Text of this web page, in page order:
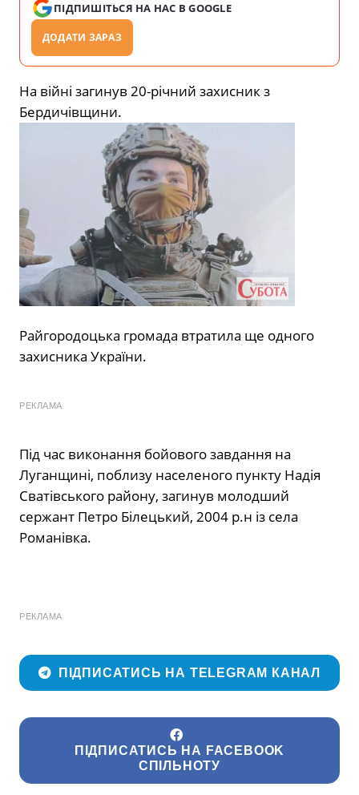
ПІДПИШІТЬСЯ НА НАС В GOOGLE
ДОДАТИ ЗАРАЗ
На війні загинув 20-річний захисник з
Бердичівщини.
Райгородоцька громада втратила ще одного
захисника України.
РЕКЛАМА
Під час виконання бойового завдання на
Луганщині, поблизу населеного пункту Надія
Сватівського району, загинув молодший
сержант Петро Білецький, 2004 р.н із села
Романівка.
РЕКЛАМА
ПІДПИСАТИСЬ НА TELEGRAM КАНАЛ
ПІДПИСАТИСЬ НА FACEBOOK
СПІЛЬНОТУ